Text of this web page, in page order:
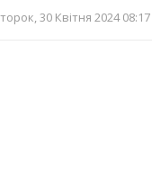
30 Квітня 2024